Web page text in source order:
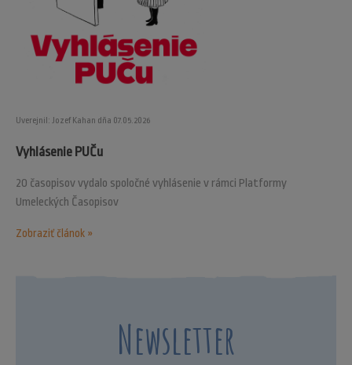
Uverejnil: Jozef Kahan dňa 07.05.2026
Vyhlásenie PUČu
20 časopisov vydalo spoločné vyhlásenie v rámci Platformy
Umeleckých Časopisov
Zobraziť článok »
Newsletter